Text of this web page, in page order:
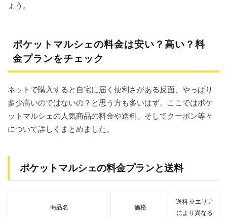
ょう。
ポケットマルシェの料金は安い？高い？料
金プランをチェック
ネットで購入すると自宅に届く便利さがある反面、やっぱり
多少高いのではないの？と思う方も多いはず。ここではポケ
ットマルシェの人気商品の料金や送料、そしてクーポン等々
について詳しくまとめました。
ポケットマルシェの料金プランと送料
商品名 価格
送料 ※エリア
により異なる